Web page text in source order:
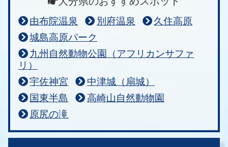
由布院温泉 別府温泉
久住高原
城島高原パーク
九州自然動物公園（アフリカンサファ
リ）
宇佐神宮
中津城（扇城）
国東半島
高崎山自然動物園
原尻の滝